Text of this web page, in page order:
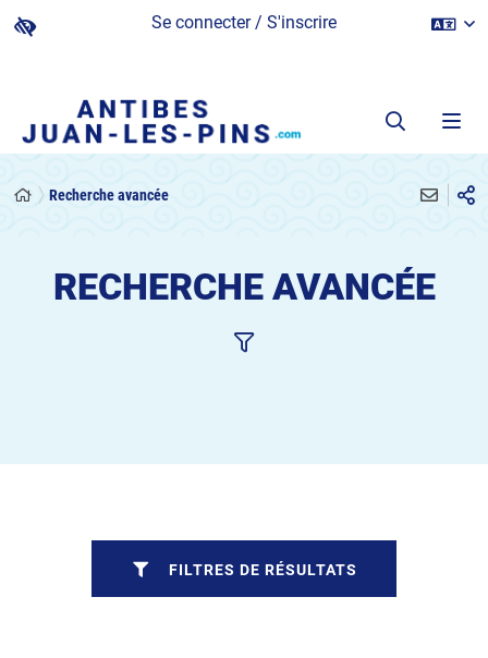
Se connecter / S'inscrire
Recherche avancée
RECHERCHE AVANCÉE
FILTRES DE RÉSULTATS